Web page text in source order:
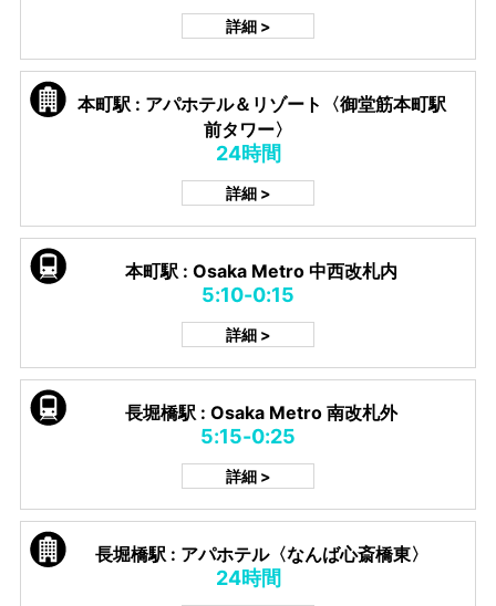
詳細 >
本町駅 : アパホテル＆リゾート〈御堂筋本町駅
前タワー〉
24時間
詳細 >
本町駅 : Osaka Metro 中西改札内
5:10-0:15
詳細 >
長堀橋駅 : Osaka Metro 南改札外
5:15-0:25
詳細 >
長堀橋駅 : アパホテル〈なんば心斎橋東〉
24時間